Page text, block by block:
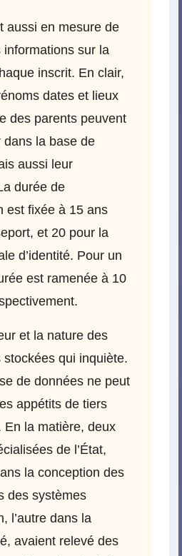
aussi en mesure de
informations sur la
inscrit. En clair,
dates et lieux
des parents peuvent
dans la base de
aussi leur
durée de
est fixée à 15 ans
et 20 pour la
d’identité. Pour un
est ramenée à 10
et la nature des
stockées qui inquiète.
de données ne peut
appétits de tiers
En la matière, deux
de l’État,
la conception des
des systèmes
l’autre dans la
avaient relevé des